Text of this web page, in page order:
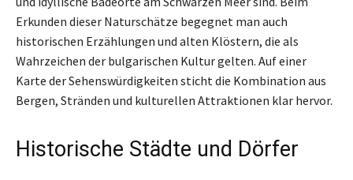
Erkunden dieser Naturschätze begegnet man auch
historischen Erzählungen und alten Klöstern, die als
Wahrzeichen der bulgarischen Kultur gelten. Auf einer
Karte der Sehenswürdigkeiten sticht die Kombination aus
Bergen, Stränden und kulturellen Attraktionen klar hervor.
Historische Städte und Dörfer